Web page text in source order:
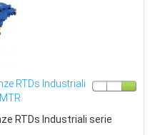
RTDs Industriali
RTDs Industriali serie